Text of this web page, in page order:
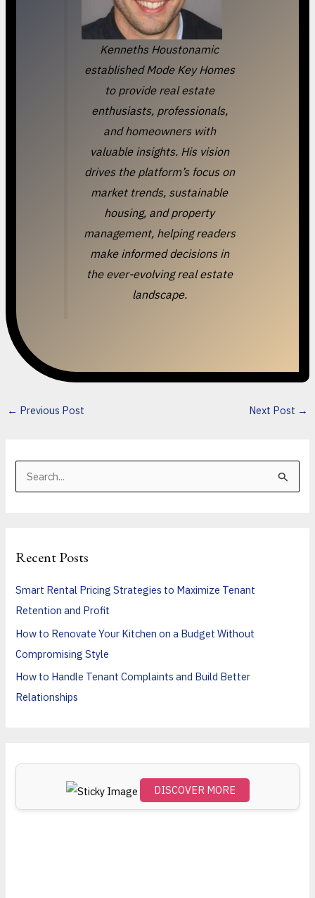
Kenneths Houstonamic
established Mode Key Homes
to provide real estate
enthusiasts, professionals,
and homeowners with
valuable insights. His vision
drives the platform’s focus on
market trends, sustainable
housing, and property
management, helping readers
make informed decisions in
the ever-evolving real estate
landscape.
← Previous Post Next Post →
c
Recent Posts
Smart Rental Pricing Strategies to Maximize Tenant
Retention and Profit
How to Renovate Your Kitchen on a Budget Without
Compromising Style
How to Handle Tenant Complaints and Build Better
Relationships
DISCOVER MORE